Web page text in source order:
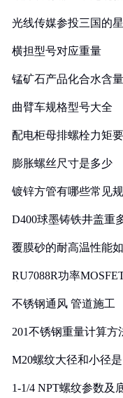
光线传媒参投三国的
横担型号对应重量
锰矿石产品化合水含量
曲臂车规格型号大全
配电柜母排螺栓力矩
膨胀螺丝尺寸是多少
镀锌方管有哪些常见
D400球墨铸铁井盖重
覆膜砂的耐高温性能
RU7088R功率
不锈钢通风 管道施工
201不锈钢重量计算方
M20螺纹大径和小径
1-1/4 NPT螺纹参数及